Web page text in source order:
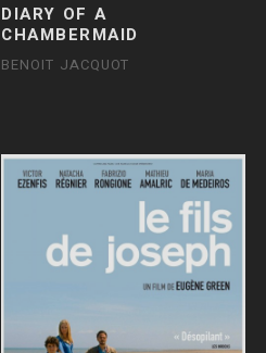
DIARY OF A
CHAMBERMAID
BENOIT JACQUOT